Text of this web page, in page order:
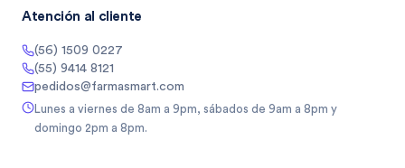
Atención al cliente
(56) 1509 0227
(55) 9414 8121
pedidos@farmasmart.com
Lunes a viernes de 8am a 9pm, sábados de 9am a 8pm y
domingo 2pm a 8pm.